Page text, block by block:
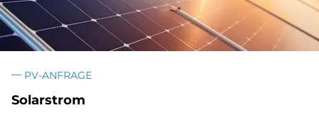
PV-ANFRAGE
Solarstrom